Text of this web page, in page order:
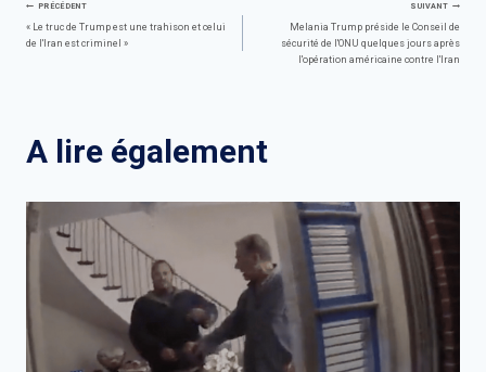
Navigation
PRÉCÉDENT
« Le truc de Trump est une trahison et celui
de l'Iran est criminel »
SUIVANT
Melania Trump préside le Conseil de
sécurité de l'ONU quelques jours après
l'opération américaine contre l'Iran
A lire également